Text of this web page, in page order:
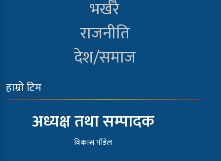
भर्खरै
राजनीति
देश/समाज
हाम्रो टिम
अध्यक्ष तथा सम्पादक
विकास पौडेल